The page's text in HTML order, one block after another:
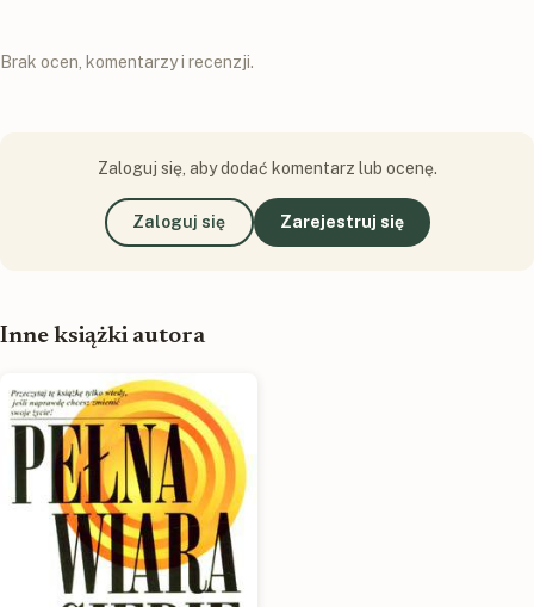
Brak ocen, komentarzy i recenzji.
Zaloguj się, aby dodać komentarz lub ocenę.
Zaloguj się Zarejestruj się
Inne książki autora